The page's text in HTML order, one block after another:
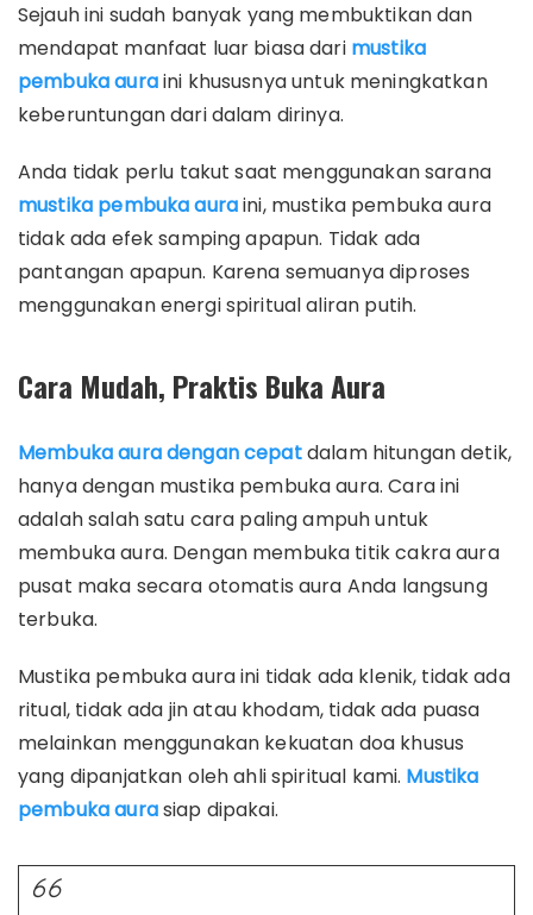
Sejauh ini sudah banyak yang membuktikan dan
mendapat manfaat luar biasa dari mustika
pembuka auraini khususnya untuk meningkatkan
keberuntungan dari dalam dirinya.
Anda tidak perlu takut saat menggunakan sarana
mustika pembuka auraini, mustika pembuka aura
tidak ada efek samping apapun. Tidak ada
pantangan apapun. Karena semuanya diproses
menggunakan energi spiritual aliran putih.
Cara Mudah, Praktis Buka Aura
Membuka aura dengan cepatdalam hitungan detik,
hanya dengan mustika pembuka aura. Cara ini
adalah salah satu cara paling ampuh untuk
membuka aura. Dengan membuka titik cakra aura
pusat maka secara otomatis aura Anda langsung
terbuka.
Mustika pembuka aura ini tidak ada klenik, tidak ada
ritual, tidak ada jin atau khodam, tidak ada puasa
melainkan menggunakan kekuatan doa khusus
yang dipanjatkan oleh ahli spiritual kami. Mustika
pembuka aurasiap dipakai.